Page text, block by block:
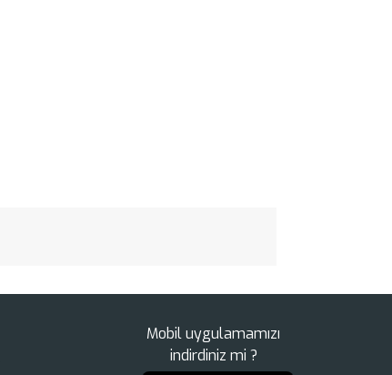
Mobil uygulamamızı
indirdiniz mi ?